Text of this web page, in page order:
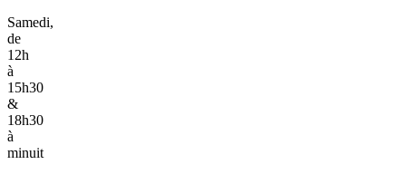
Samedi,
de
12h
à
15h30
&
18h30
à
minuit